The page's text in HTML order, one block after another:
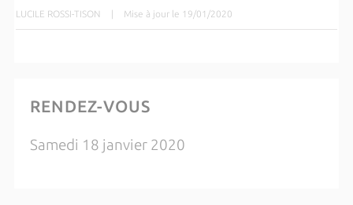
LUCILE ROSSI-TISON | Mise à jour le 19/01/2020
RENDEZ-VOUS
Samedi 18 janvier 2020